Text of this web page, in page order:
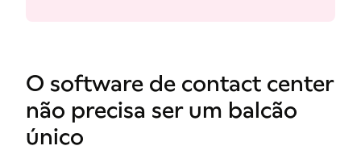
O software de contact center
não precisa ser um balcão
único